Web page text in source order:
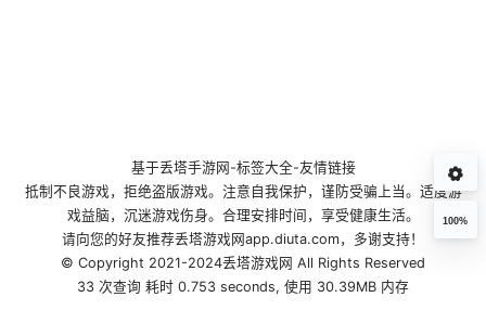
100%
基于丢塔手游网 -标签大全-友情链接
抵制不良游戏，拒绝盗版游戏。注意自我保护，谨防受骗上当。适度游
戏益脑，沉迷游戏伤身。合理安排时间，享受健康生活。
请向您的好友推荐丢塔游戏网app.diuta.com，多谢支持！
© Copyright 2021-2024丢塔游戏网 All Rights Reserved
33 次查询 耗时 0.753 seconds, 使用 30.39MB 内存